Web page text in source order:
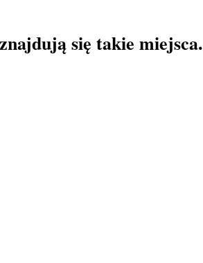
się takie miejsca.